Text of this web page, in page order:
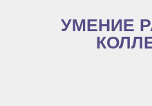
УМЕНИЕ